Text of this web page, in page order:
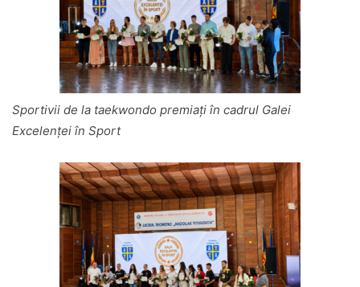
Sportivii de la taekwondo premiați în cadrul Galei
Excelenței în Sport